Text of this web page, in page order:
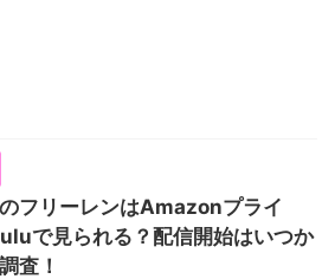
フリーレンはAmazonプライ
で見られる？配信開始はいつか
査！